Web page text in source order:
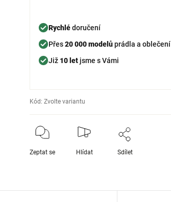
Rychlédoručení
Přes20 000 modelůprádla a oblečení
Již 10 letjsme s Vámi
Kód: Zvolte variantu
Zeptat se Hlídat Sdílet